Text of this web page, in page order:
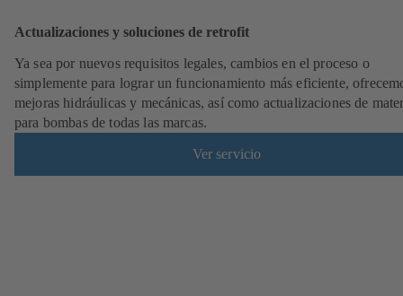
Actualizaciones y soluciones de retrofit
Ya sea por nuevos requisitos legales, cambios en el proceso o
simplemente para lograr un funcionamiento más eficiente,
mejoras hidráulicas y mecánicas, así como actualizaciones de
para bombas de todas las marcas.
Ver servicio